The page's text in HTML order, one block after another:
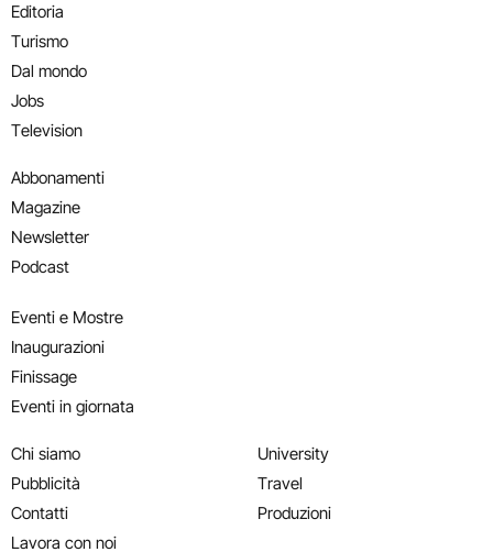
Editoria
Turismo
Dal mondo
Jobs
Television
Abbonamenti
Magazine
Newsletter
Podcast
Eventi e Mostre
Inaugurazioni
Finissage
Eventi in giornata
Chi siamo
Pubblicità
Contatti
Lavora con noi
University
Travel
Produzioni